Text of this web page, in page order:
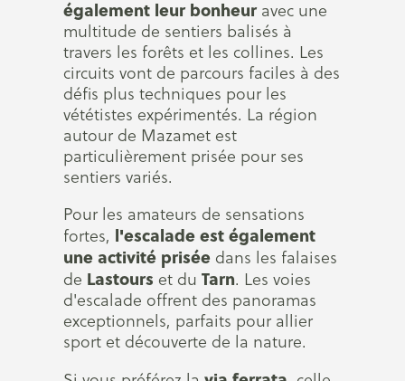
également leur bonheur avec une
multitude de sentiers balisés à
travers les forêts et les collines. Les
circuits vont de parcours faciles à des
défis plus techniques pour les
vététistes expérimentés. La région
autour de Mazamet est
particulièrement prisée pour ses
sentiers variés.
Pour les amateurs de sensations
fortes, l'escalade est également
une activité prisée dans les falaises
de Lastours et du Tarn. Les voies
d'escalade offrent des panoramas
exceptionnels, parfaits pour allier
sport et découverte de la nature.